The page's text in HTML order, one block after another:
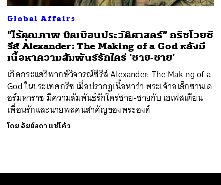
Global Affairs
“ไร้คุณภาพ บิดเบือนประวัติศาสตร์” กรีซโวยซี
รีส์ Alexander: The Making of a God หลังมี
เนื้อหาความสัมพันธ์รักใคร่ ‘ชาย-ชาย’
เกิดกระแสวิพากษ์วิจารณ์ซีรีส์ Alexander: The Making of a
God ในประเทศกรีซ เมื่อปรากฏเนื้อหาว่า พระเจ้าอเล็กซานเด
อร์มหาราช มีความสัมพันธ์รักใคร่ชาย-ชายกับ เฮเฟสเตียน
เพื่อนรักและนายพลคนสำคัญของพระองค์
โดย อัยย์ลดา แซ่โค้ว
SHARE TWEET LINE EMAIL